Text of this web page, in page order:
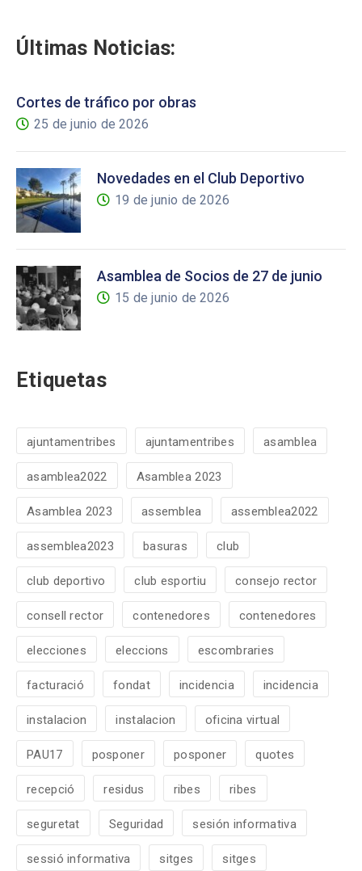
Últimas Noticias:
Cortes de tráfico por obras
25 de junio de 2026
Novedades en el Club Deportivo
19 de junio de 2026
Asamblea de Socios de 27 de junio
15 de junio de 2026
Etiquetas
ajuntamentribes ajuntamentribes asamblea
asamblea2022 Asamblea 2023
Asamblea 2023 assemblea assemblea2022
assemblea2023 basuras club
club deportivo club esportiu consejo rector
consell rector contenedores contenedores
elecciones eleccions escombraries
facturació fondat incidencia incidencia
instalacion instalacion oficina virtual
PAU17 posponer posponer quotes
recepció residus ribes ribes
seguretat Seguridad sesión informativa
sessió informativa sitges sitges